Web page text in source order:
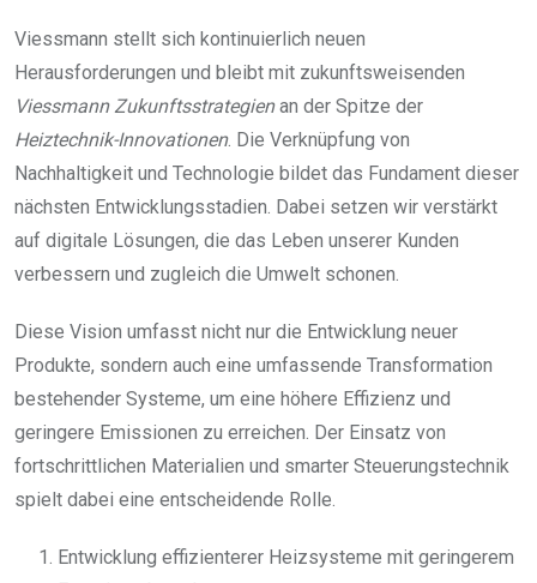
Viessmann stellt sich kontinuierlich neuen
Herausforderungen und bleibt mit zukunftsweisenden
Viessmann Zukunftsstrategienan der Spitze der
Heiztechnik-Innovationen. Die Verknüpfung von
Nachhaltigkeit und Technologie bildet das Fundament dieser
nächsten Entwicklungsstadien. Dabei setzen wir verstärkt
auf digitale Lösungen, die das Leben unserer Kunden
verbessern und zugleich die Umwelt schonen.
Diese Vision umfasst nicht nur die Entwicklung neuer
Produkte, sondern auch eine umfassende Transformation
bestehender Systeme, um eine höhere Effizienz und
geringere Emissionen zu erreichen. Der Einsatz von
fortschrittlichen Materialien und smarter Steuerungstechnik
spielt dabei eine entscheidende Rolle.
Entwicklung effizienterer Heizsysteme mit geringerem